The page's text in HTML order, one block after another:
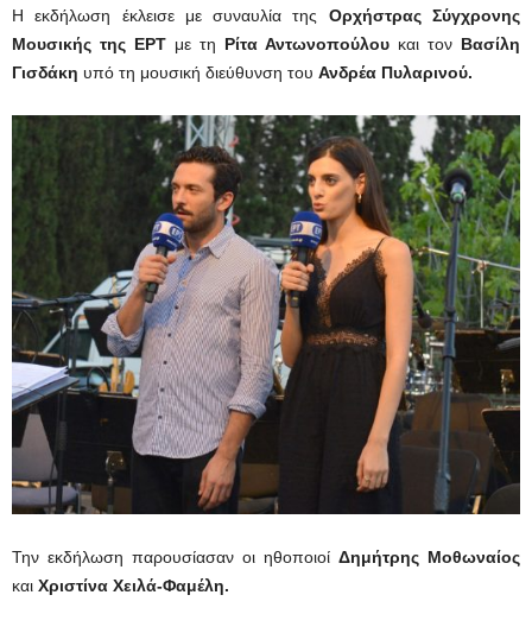
Η εκδήλωση έκλεισε με συναυλία της Ορχήστρας Σύγχρονης
Μουσικής της ΕΡΤ με τη Ρίτα Αντωνοπούλου και τον Βασίλη
Γισδάκη υπό τη μουσική διεύθυνση του Ανδρέα Πυλαρινού.
Την εκδήλωση παρουσίασαν οι ηθοποιοί Δημήτρης Μοθωναίος
και Χριστίνα Χειλά-Φαμέλη.